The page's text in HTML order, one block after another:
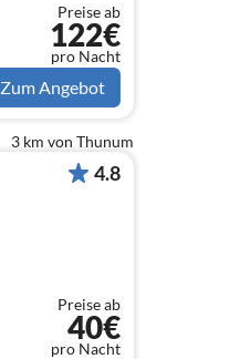
Preise ab
122€
pro Nacht
Zum Angebot
3 km von Thunum
4.8
Preise ab
40€
pro Nacht